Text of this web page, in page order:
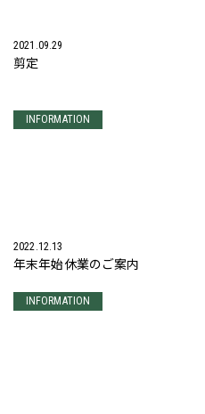
2021.09.29
剪定
INFORMATION
2022.12.13
年末年始休業のご案内
INFORMATION